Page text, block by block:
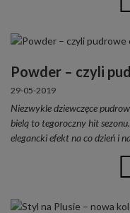
Powder – czyli
29-05-2019
Niezwykle dziewczęce
bielą to tegoroczny hit
elegancki efekt na co dzień i